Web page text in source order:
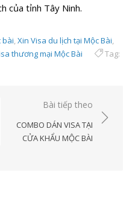
của tỉnh Tây Ninh.
bài,Xin Visa du lịch tại Mộc Bài,
thương mại Mộc Bài
Tag:
Bài tiếp theo
COMBO DÁN VISA TẠI
CỬA KHẨU MỘC BÀI